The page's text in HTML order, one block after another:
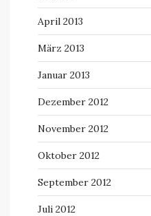
April 2013
März 2013
Januar 2013
Dezember 2012
November 2012
Oktober 2012
September 2012
Juli 2012